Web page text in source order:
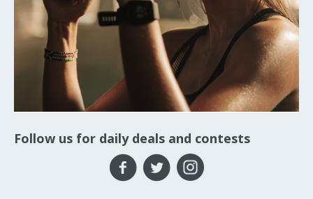
Follow us for daily deals and contests